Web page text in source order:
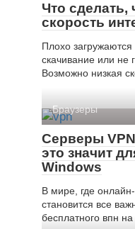
Что сделать,
скорость
Плохо
скачивание или не
Возможно низкая
Браузеры
Серверы
это значит
Windows
В мире, где
становится все
бесплатного впн